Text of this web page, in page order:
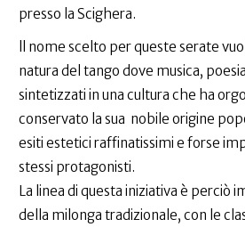
presso la Scighera.
ll nome scelto per queste serate
natura del tango dove musica,
sintetizzati in una cultura che ha
conservato la sua nobile origine
esiti estetici raffinatissimi e forse
stessi protagonisti.
La linea di questa iniziativa è perciò
della milonga tradizionale, con le